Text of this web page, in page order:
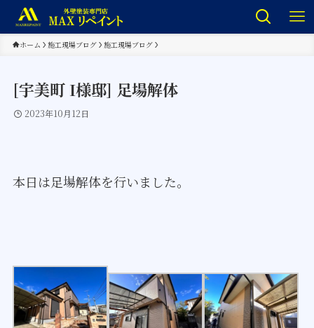
ホーム 施工現場ブログ 施工現場ブログ
[宇美町 I様邸] 足場解体
2023年10月12日
本日は足場解体を行いました。